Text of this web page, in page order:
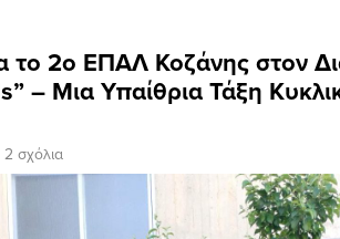
το 2ο ΕΠΑΛ Κοζάνης στον
– Μια Υπαίθρια Τάξη
2 σχόλια